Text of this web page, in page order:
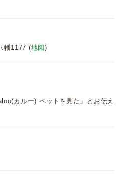
幡1177 (地図 )
カルー) ペットを見た」とお伝え